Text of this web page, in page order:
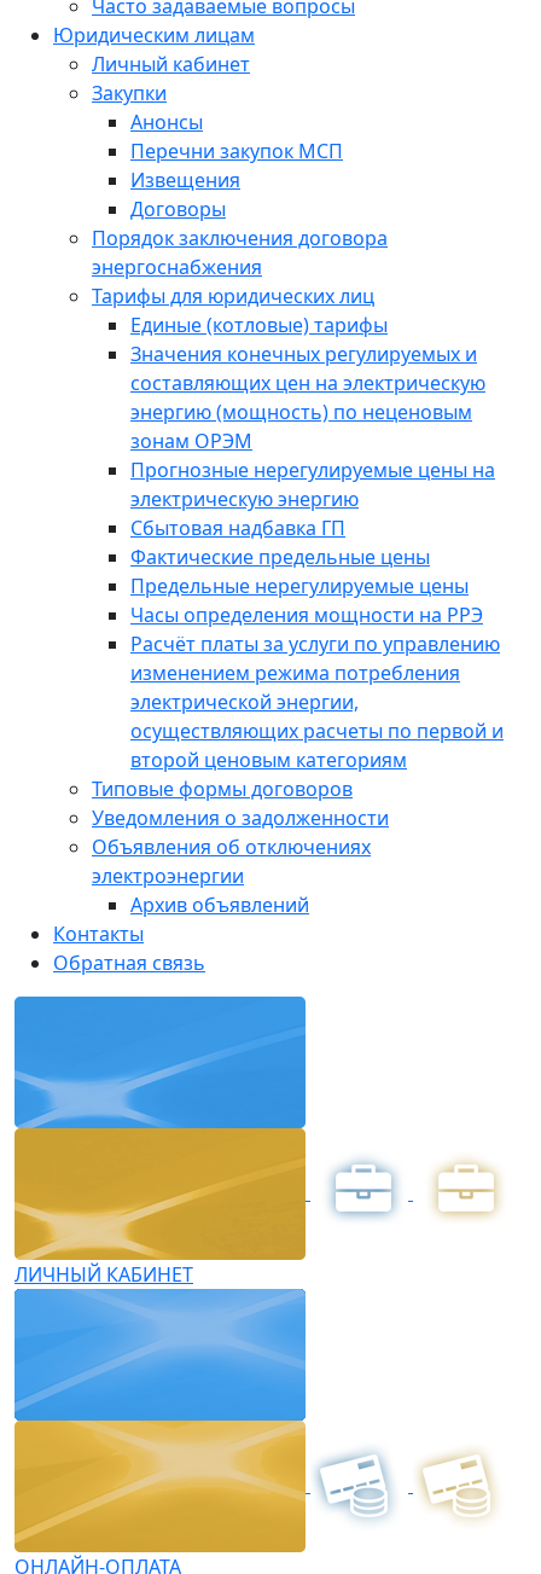
Часто задаваемые вопросы
Юридическим лицам
Личный кабинет
Закупки
Анонсы
Перечни закупок МСП
Извещения
Договоры
Порядок заключения договора
энергоснабжения
Тарифы для юридических лиц
Единые (котловые) тарифы
Значения конечных регулируемых и
составляющих цен на электрическую
энергию (мощность) по неценовым
зонам ОРЭМ
Прогнозные нерегулируемые цены на
электрическую энергию
Сбытовая надбавка ГП
Фактические предельные цены
Предельные нерегулируемые цены
Часы определения мощности на РРЭ
Расчёт платы за услуги по управлению
изменением режима потребления
электрической энергии,
осуществляющих расчеты по первой и
второй ценовым категориям
Типовые формы договоров
Уведомления о задолженности
Объявления об отключениях
электроэнергии
Архив объявлений
Контакты
Обратная связь
ЛИЧНЫЙ КАБИНЕТ
ОНЛАЙН-ОПЛАТА